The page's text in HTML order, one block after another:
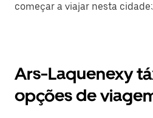
começar a viajar nesta
Ars-Laquenexy
opções de